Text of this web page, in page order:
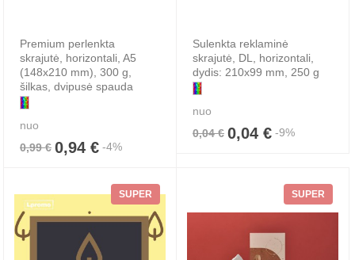
Premium perlenkta
skrajutė, horizontali, A5
(148x210 mm), 300 g,
šilkas, dvipusė spauda
nuo
0,99 € 0,94 € -4%
Sulenkta reklaminė
skrajutė, DL, horizontali,
dydis: 210x99 mm, 250 g
nuo
0,04 € 0,04 € -9%
SUPER SUPER